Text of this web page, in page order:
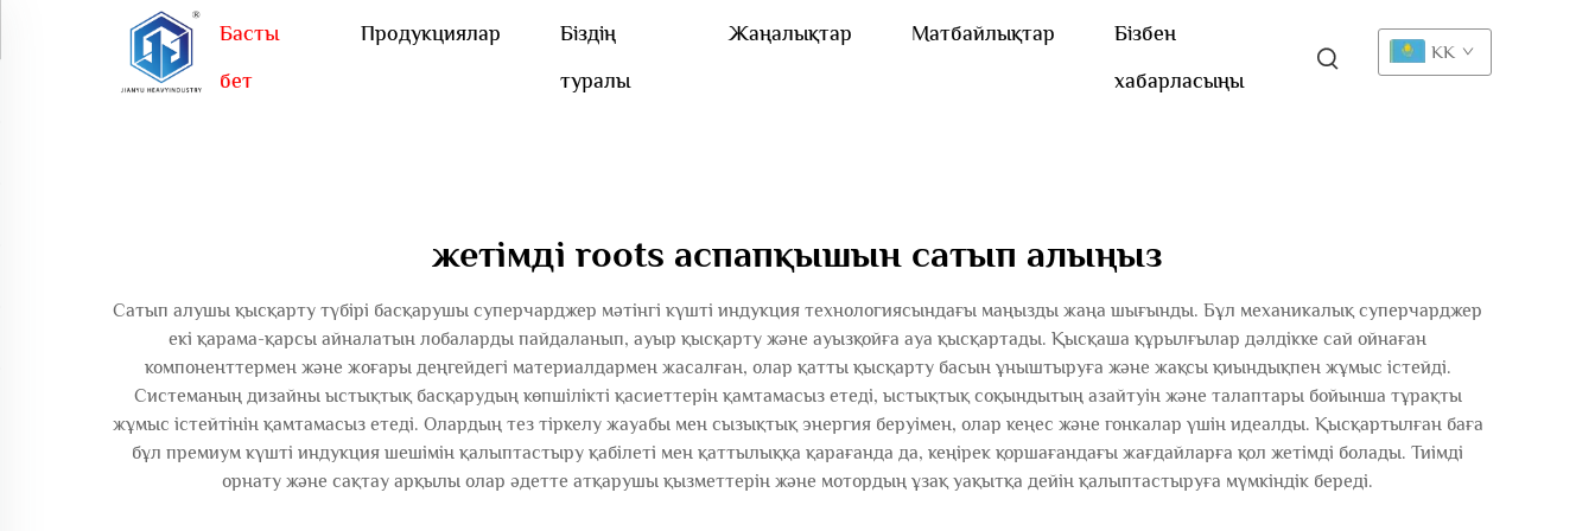
Басты
бет
Продукциялар
Біздің
туралы
Жаңалықтар Матбайлықтар
Бізбен
хабарласыңы
KK
жетімді roots аспапқышын сатып алыңыз
Сатып алушы қысқарту түбірі басқарушы суперчарджер мәтінгі күшті индукция технологиясындағы маңызды жаңа шығынды. Бұл механикалық суперчарджер
екі қарама-қарсы айналатын лобаларды пайдаланып, ауыр қысқарту және ауызқойға ауа қысқартады. Қысқаша құрылғылар дәлдікке сай ойнаған
компоненттермен және жоғары деңгейдегі материалдармен жасалған, олар қатты қысқарту басын ұныштыруға және жақсы қиындықпен жұмыс істейді.
Системаның дизайны ыстықтық басқарудың көпшілікті қасиеттерін қамтамасыз етеді, ыстықтық соқындытың азайтуін және талаптары бойынша тұрақты
жұмыс істейтінін қамтамасыз етеді. Олардың тез тіркелу жауабы мен сызықтық энергия беруімен, олар кеңес және гонкалар үшін идеалды. Қысқартылған баға
бұл премиум күшті индукция шешімін қалыптастыру қабілеті мен қаттылыққа қарағанда да, кеңірек қоршағандағы жағдайларға қол жетімді болады. Тиімді
орнату және сақтау арқылы олар әдетте атқарушы қызметтерін және мотордың ұзақ уақытқа дейін қалыптастыруға мүмкіндік береді.